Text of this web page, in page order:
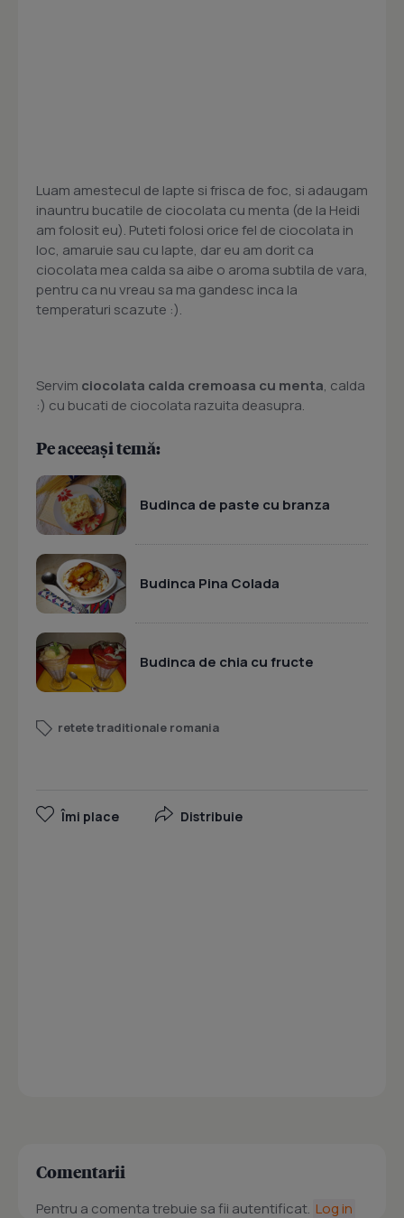
Luam amestecul de lapte si frisca de foc, si adaugam
inauntru bucatile de ciocolata cu menta (de la Heidi
am folosit eu). Puteti folosi orice fel de ciocolata in
loc, amaruie sau cu lapte, dar eu am dorit ca
ciocolata mea calda sa aibe o aroma subtila de vara,
pentru ca nu vreau sa ma gandesc inca la
temperaturi scazute :).
Servim ciocolata calda cremoasa cu menta, calda
:) cu bucati de ciocolata razuita deasupra.
Pe aceeași temă:
Budinca de paste cu branza
Budinca Pina Colada
Budinca de chia cu fructe
retete traditionale romania
Îmi place Distribuie
Comentarii
Pentru a comenta trebuie sa fii autentificat. Log in